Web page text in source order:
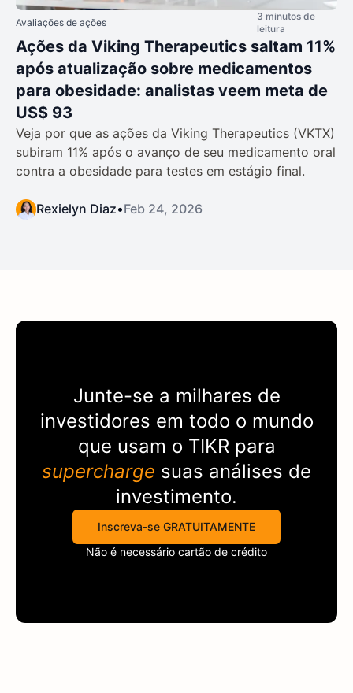
Avaliações de ações
3 minutos de
leitura
Ações da Viking Therapeutics saltam 11%
após atualização sobre medicamentos
para obesidade: analistas veem meta de
US$ 93
Veja por que as ações da Viking Therapeutics (VKTX)
subiram 11% após o avanço de seu medicamento oral
contra a obesidade para testes em estágio final.
Rexielyn Diaz•Feb 24, 2026
Junte-se a milhares de
investidores em todo o mundo
que usam o TIKR para
supercharge suas análises de
investimento.
Inscreva-se GRATUITAMENTE
Não é necessário cartão de crédito